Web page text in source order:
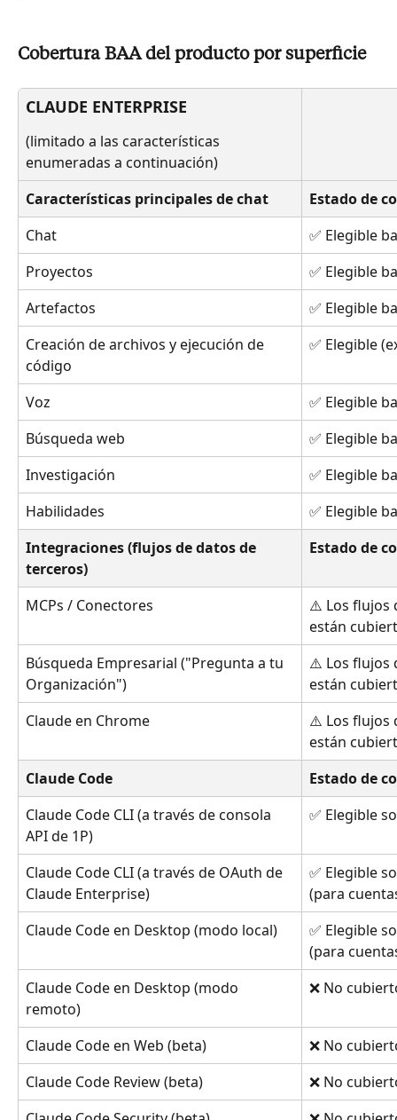
Cobertura BAA del producto por superficie
CLAUDE ENTERPRISE
(limitado a las características
enumeradas a continuación)
Características principales de chat
Estado de
Chat
✅ Elegible
Proyectos
✅ Elegible
Artefactos
✅ Elegible
Creación de archivos y ejecución de
código
✅ Elegible
Voz
✅ Elegible
Búsqueda web
✅ Elegible
Investigación
✅ Elegible
Habilidades
✅ Elegible
Integraciones (flujos de datos de
terceros)
Estado de
MCPs / Conectores
⚠️ Los flujos
están
Búsqueda Empresarial ("Pregunta a tu
Organización")
⚠️ Los flujos
están
Claude en Chrome
⚠️ Los flujos
están
Claude Code
Estado de
Claude Code CLI (a través de consola
API de 1P)
✅ Elegible
Claude Code CLI (a través de OAuth de
Claude Enterprise)
✅ Elegible
(para
Claude Code en Desktop (modo local)
✅ Elegible
(para
Claude Code en Desktop (modo
remoto)
❌ No
Claude Code en Web (beta)
❌ No
Claude Code Review (beta)
❌ No